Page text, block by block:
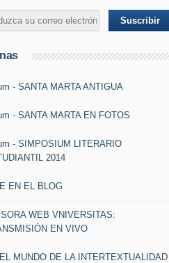
- SANTA MARTA ANTIGUA
- SANTA MARTA EN FOTOS
- SIMPOSIUM LITERARIO
2014
EN EL BLOG
WEB VNIVERSITAS:
EN VIVO
MUNDO DE LA INTERTEXTUALIDAD